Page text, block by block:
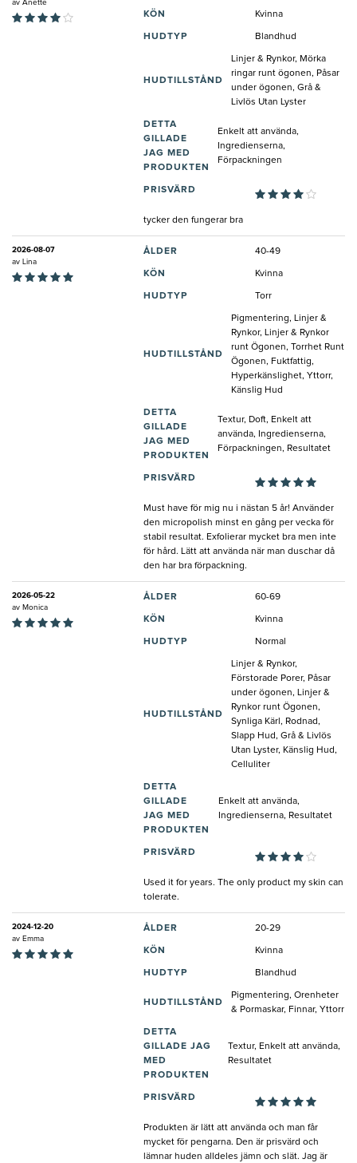
av Anette
KÖN Kvinna
HUDTYP Blandhud
HUDTILLSTÅND
Linjer & Rynkor, Mörka
ringar runt ögonen, Påsar
under ögonen, Grå &
Livlös Utan Lyster
DETTA
GILLADE
JAG MED
PRODUKTEN
Enkelt att använda,
Ingredienserna,
Förpackningen
PRISVÄRD
tycker den fungerar bra
2026-08-07
av Lina
ÅLDER 40-49
KÖN Kvinna
HUDTYP Torr
HUDTILLSTÅND
Pigmentering, Linjer &
Rynkor, Linjer & Rynkor
runt Ögonen, Torrhet Runt
Ögonen, Fuktfattig,
Hyperkänslighet, Yttorr,
Känslig Hud
DETTA
GILLADE
JAG MED
PRODUKTEN
Textur, Doft, Enkelt att
använda, Ingredienserna,
Förpackningen, Resultatet
PRISVÄRD
Must have för mig nu i nästan 5 år! Använder
den micropolish minst en gång per vecka för
stabil resultat. Exfolierar mycket bra men inte
för hård. Lätt att använda när man duschar då
den har bra förpackning.
2026-05-22
av Monica
ÅLDER 60-69
KÖN Kvinna
HUDTYP Normal
HUDTILLSTÅND
Linjer & Rynkor,
Förstorade Porer, Påsar
under ögonen, Linjer &
Rynkor runt Ögonen,
Synliga Kärl, Rodnad,
Slapp Hud, Grå & Livlös
Utan Lyster, Känslig Hud,
Celluliter
DETTA
GILLADE
JAG MED
PRODUKTEN
Enkelt att använda,
Ingredienserna, Resultatet
PRISVÄRD
Used it for years. The only product my skin can
tolerate.
2024-12-20
av Emma
ÅLDER 20-29
KÖN Kvinna
HUDTYP Blandhud
HUDTILLSTÅND
Pigmentering, Orenheter
& Pormaskar, Finnar, Yttorr
DETTA
GILLADE JAG
MED
PRODUKTEN
Textur, Enkelt att använda,
Resultatet
PRISVÄRD
Produkten är lätt att använda och man får
mycket för pengarna. Den är prisvärd och
lämnar huden alldeles jämn och slät. Jag är